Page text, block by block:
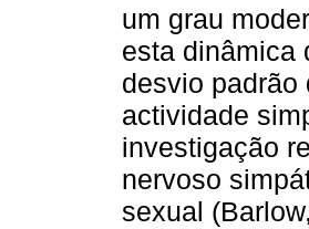
um grau
esta dinâmica
desvio padrão
actividade
investigação
nervoso
sexual